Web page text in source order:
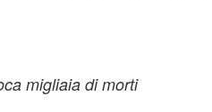
migliaia di morti